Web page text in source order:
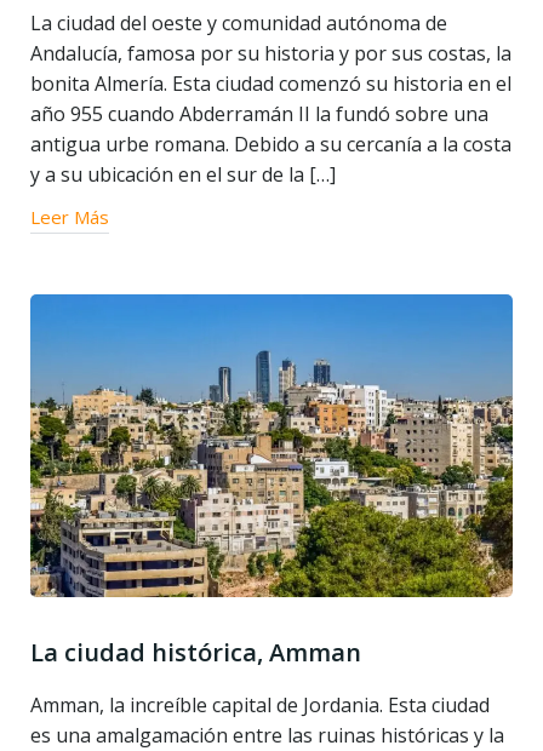
La ciudad del oeste y comunidad autónoma de
Andalucía, famosa por su historia y por sus costas, la
bonita Almería. Esta ciudad comenzó su historia en el
año 955 cuando Abderramán II la fundó sobre una
antigua urbe romana. Debido a su cercanía a la costa
y a su ubicación en el sur de la […]
Leer Más
La ciudad histórica, Amman
Amman, la increíble capital de Jordania. Esta ciudad
es una amalgamación entre las ruinas históricas y la